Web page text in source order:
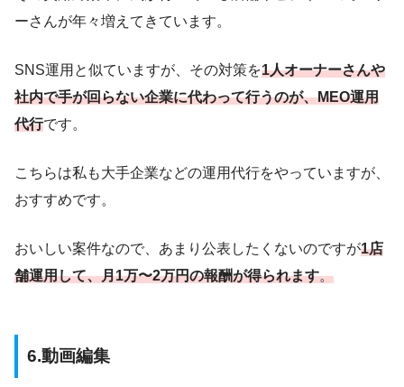
ーさんが年々増えてきています。
SNS運用と似ていますが、その対策を1人オーナーさんや
社内で手が回らない企業に代わって行うのが、MEO運用
代行です。
こちらは私も大手企業などの運用代行をやっていますが、
おすすめです。
おいしい案件なので、あまり公表したくないのですが1店
舗運用して、月1万〜2万円の報酬が得られます。
6.動画編集